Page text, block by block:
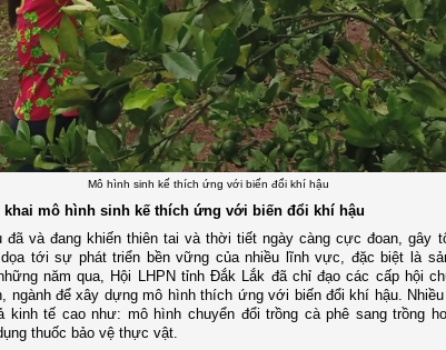
Mô hình sinh kế thích ứng với biến đổi khí hậu
khai mô hình sinh kế thích ứng với biến đổi khí hậu
đã và đang khiến thiên tai và thời tiết ngày càng cực đoan, gây
tới sự phát triển bền vững của nhiều lĩnh vực, đặc biệt là
năm qua, Hội LHPN tỉnh Đắk Lắk đã chỉ đạo các cấp hội
ngành để xây dựng mô hình thích ứng với biến đổi khí hậu.
kinh tế cao như: mô hình chuyển đổi trồng cà phê sang trồng
thuốc bảo vệ thực vật.